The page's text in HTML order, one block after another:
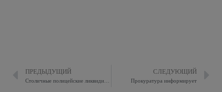
ПРЕДЫДУЩИЙ СЛЕДУЮЩИЙ
Прокуратура информирует